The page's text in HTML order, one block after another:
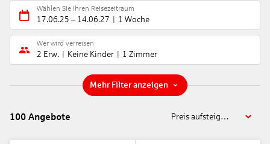
Wählen Sie Ihren Reisezeitraum
17.06.25 – 14.06.27 1 Woche
Wer wird verreisen
2 Erw. Keine Kinder 1 Zimmer
Mehr Filter anzeigen
100 Angebote Preis aufsteigend